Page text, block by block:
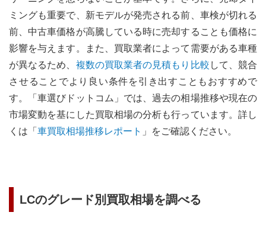
ミングも重要で、新モデルが発売される前、車検が切れる
前、中古車価格が高騰している時に売却することも価格に
影響を与えます。
また、買取業者によって需要がある車種
が異なるため、 複数の買取業者の見積もり比較 して、競合
させることでより良い条件を引き出すこともおすすめで
す。
「車選びドットコム」では、過去の相場推移や現在の
市場変動を基にした買取相場の分析も行っています。詳し
くは「 車買取相場推移レポート 」をご確認ください。
LCのグレード別買取相場を調べる